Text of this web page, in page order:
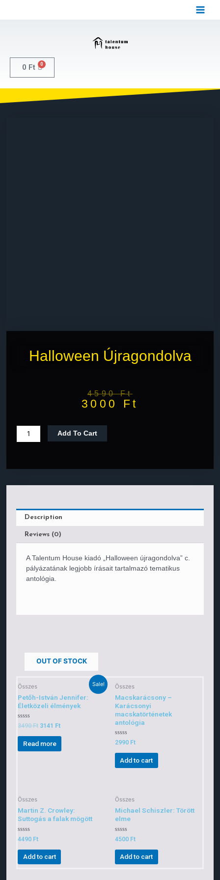
0 Ft 0
Halloween Újragondolva
4590Ft
3000 Ft
Add To Cart
Description
Reviews (0)
A Talentum House kiadó „Halloween újragondolva” c.
pályázatának legjobb írásait tartalmazó tematikus
antológia.
Sale!
OUT OF STOCK
Összes
Petőh-István Jennifer:
Életközeli élmények
Rated
0
out
3490Ft 3141 Ft
Read more
Összes
Macskarácsony –
Karácsonyi
macskatörténetek
antológia
Rated
0
out
2990 Ft
Add to cart
Összes
Martin Z. Crowley:
Suttogás a falak mögött
Rated
0
out
4490 Ft
Add to cart
Összes
Michael Schiszler: Törött
elme
Rated
0
out
4500 Ft
Add to cart